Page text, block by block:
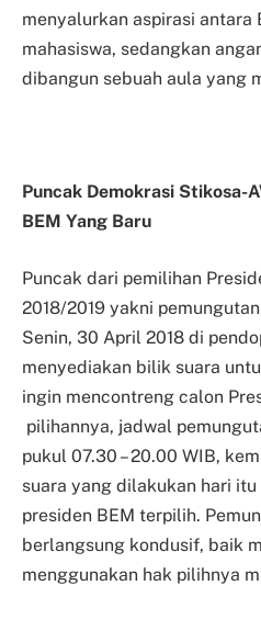
menyalurkan aspirasi antara
mahasiswa, sedangkan
dibangun sebuah aula yang
Puncak Demokrasi Stikosa-
BEM Yang Baru
Puncak dari pemilihan
2018/2019 yakni
Senin, 30 April 2018 di
menyediakan bilik suara
ingin mencontreng calon
pilihannya, jadwal
pukul 07.30 – 20.00 WIB,
suara yang dilakukan hari
presiden BEM terpilih.
berlangsung kondusif, baik
menggunakan hak pilihnya